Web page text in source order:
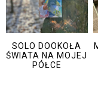
SOLO DOOKOŁA
ŚWIATA NA MOJEJ
PÓŁCE